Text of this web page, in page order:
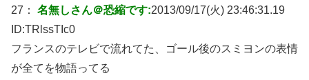
27： 名無しさん＠恐縮です:2013/09/17(火) 23:46:31.19
ID:TRlssTIc0
フランスのテレビで流れてた、ゴール後のスミヨンの表情
が全てを物語ってる